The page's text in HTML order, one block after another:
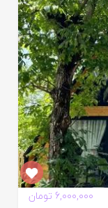
6,000,000 تومان